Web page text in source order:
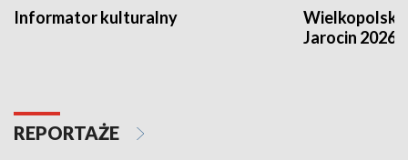
Informator kulturalny
Jarocin 2026
REPORTAŻE